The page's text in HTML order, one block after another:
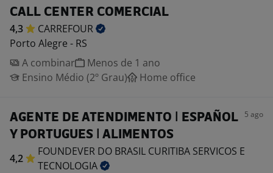
CALL CENTER COMERCIAL
4,3
CARREFOUR
Porto Alegre - RS
A combinar
Menos de 1 ano
Ensino Médio (2º Grau)
Home office
AGENTE DE ATENDIMENTO | ESPAÑOL
Y PORTUGUES | ALIMENTOS
5 ago
4,2
FOUNDEVER DO BRASIL CURITIBA SERVICOS E
TECNOLOGIA